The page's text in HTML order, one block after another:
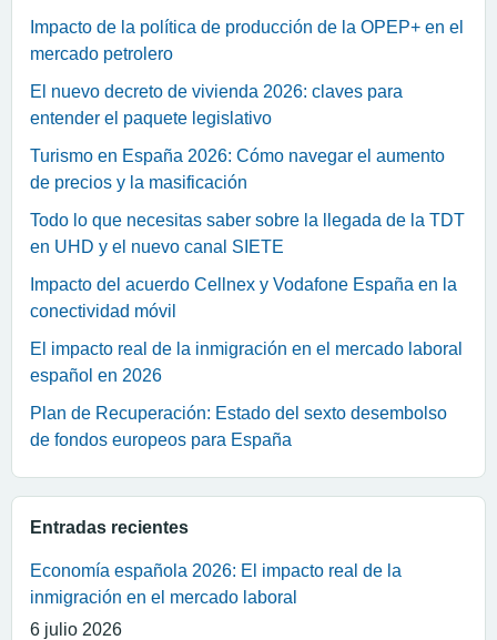
Impacto de la política de producción de la OPEP+ en el
mercado petrolero
El nuevo decreto de vivienda 2026: claves para
entender el paquete legislativo
Turismo en España 2026: Cómo navegar el aumento
de precios y la masificación
Todo lo que necesitas saber sobre la llegada de la TDT
en UHD y el nuevo canal SIETE
Impacto del acuerdo Cellnex y Vodafone España en la
conectividad móvil
El impacto real de la inmigración en el mercado laboral
español en 2026
Plan de Recuperación: Estado del sexto desembolso
de fondos europeos para España
Entradas recientes
Economía española 2026: El impacto real de la
inmigración en el mercado laboral
6 julio 2026